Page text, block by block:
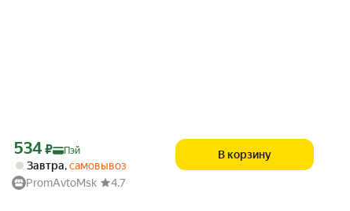
Цена с картой Яндекс Пэй 534 ₽ вместо
534 ₽ Пэй
Завтра,самовывоз
PromAvtoMsk
4.7
В корзину